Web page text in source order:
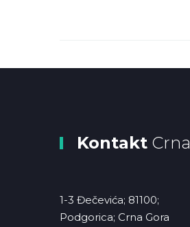
Kontakt
1-3 Đečevića; 81100;
Podgorica; Crna Gora